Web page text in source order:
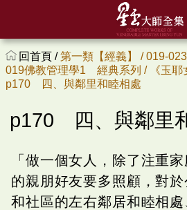
回首頁 /第一類【經義】 /019-
019佛教管理學1 經典系列 /
《玉
p170 四、與鄰里和睦相處
p170 四、與鄰里
「做一個女人，除了注重
的親朋好友要多照顧，對於
和社區的左右鄰居和睦相